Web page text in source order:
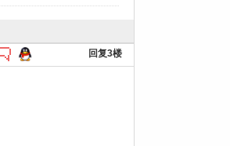
回复3楼